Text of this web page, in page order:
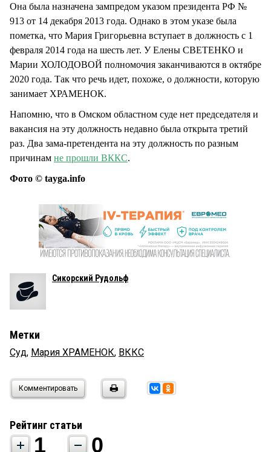
Она была назначена зампредом указом президента РФ №
913 от 14 декабря 2013 года. Однако в этом указе была
пометка, что Мария Григорьевна вступает в должность с 1
февраля 2014 года на шесть лет. У Елены СВЕТЕНКО и
Марии ХОЛОДОВОЙ полномочия заканчиваются в октябре
2020 года. Так что речь идет, похоже, о должности, которую
занимает ХРАМЕНОК.
Напомню, что в Омском областном суде нет председателя и
вакансия на эту должность недавно была открыта третий
раз. Два зама-претендента на эту должность по разным
причинам не прошли ВККС.
Фото © tayga.info
Сикорский Рудольф
Метки
Суд, Мария ХРАМЕНОК, ВККС
Комментировать
Рейтинг статьи
1 0